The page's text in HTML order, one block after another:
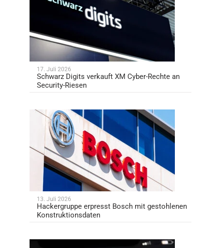
17. Juli 2026
Schwarz Digits verkauft XM Cyber-Rechte an
Security-Riesen
13. Juli 2026
Hackergruppe erpresst Bosch mit gestohlenen
Konstruktionsdaten